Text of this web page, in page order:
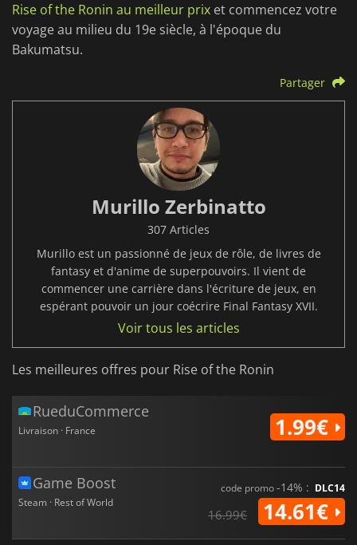
Rise of the Ronin au meilleur prix et commencez votre
voyage au milieu du 19e siècle, à l'époque du
Bakumatsu.
Partager
Murillo Zerbinatto
307 Articles
Murillo est un passionné de jeux de rôle, de livres de
fantasy et d'anime de superpouvoirs. Il vient de
commencer une carrière dans l'écriture de jeux, en
espérant pouvoir un jour coécrire Final Fantasy XVII.
Voir tous les articles
Les meilleures offres pour Rise of the Ronin
RueduCommerce
Livraison · France 1.99€
Game Boost
Steam · Rest of World
code promo-14% : DLC14
16.99€ 14.61€